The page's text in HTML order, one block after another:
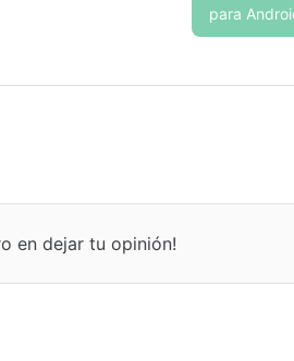
para
en dejar tu opinión!